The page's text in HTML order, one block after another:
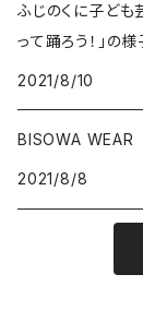
ふじのくに子ども
って踊ろう！」の
2021/8/10
BISOWA WEAR
2021/8/8